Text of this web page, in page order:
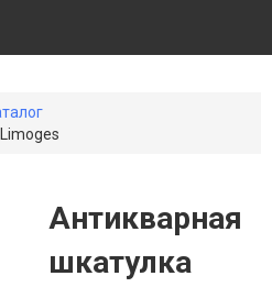
Антикварная
шкатулка